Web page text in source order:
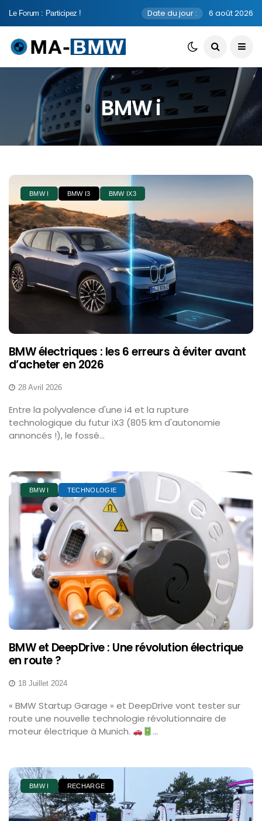
Le Forum : Participez ! Date du jour : 6 août 2026
BMW i
BMW I BMW I3 BMW IX3
BMW électriques : les 6 erreurs à éviter avant
d’acheter en 2026
28 Avril 2026
Entre la polyvalence d'une i4 et la rupture
technologique du futur iX3 (805 km d'autonomie
annoncés !), le fossé...
BMW I TECHNOLOGIE
BMW et DeepDrive : Une révolution électrique
en route ?
18 Juillet 2024
« BMW Startup Garage » et DeepDrive vont tester sur
route une nouvelle technologie révolutionnaire de
moteur électrique à Munich.
...
BMW I RECHARGE